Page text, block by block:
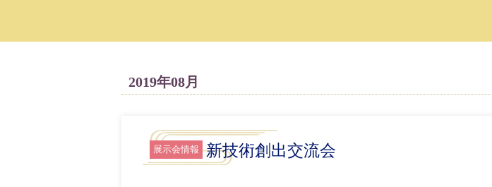
2019年08月
展示会情報 新技術創出交流会